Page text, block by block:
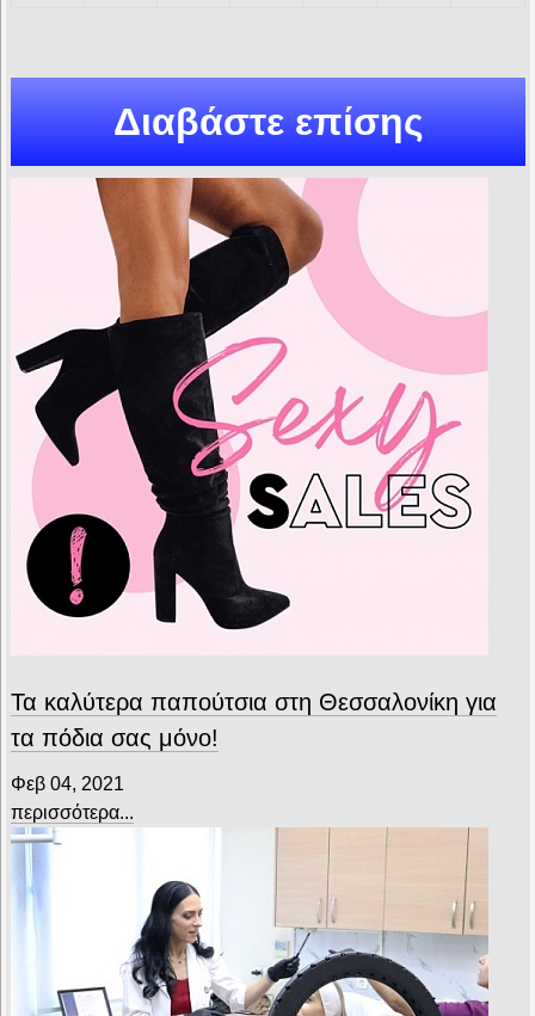
Διαβάστε επίσης
Τα καλύτερα παπούτσια στη Θεσσαλονίκη για
τα πόδια σας μόνο!
Φεβ 04, 2021
περισσότερα...